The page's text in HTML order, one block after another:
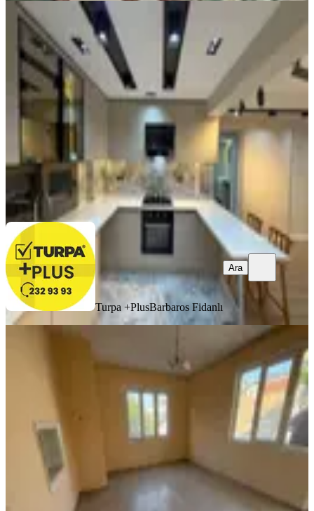
YENİ
İnönü Cd Üçyol Metro Yakını Lüks
Tadilatlı Asansörlü 2+1 Satılık
Konak, Piri Reis Mahallesi
2+1
110 m² 1. Kat 06.08.2026
6.450.000 ₺
Barbaros Fidanlı
Ara
Turpa +PlusBarbaros Fidanlı
Ara
Levent Konakta My House Emlaktan
Kaçırılmayacak Fırsat
Konak, 26 Ağustos Mahallesi
·3. Kat 06.08.2026
1.940.000 ₺
My House Emlak Pınar Koşun